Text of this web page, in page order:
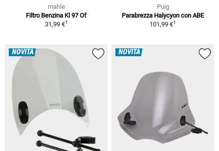
mahle
Filtro Benzina Kl 97 Of
31,99 €1
Puig
Parabrezza Halycyon con ABE
101,99 €1
NOVITÀ NOVITÀ